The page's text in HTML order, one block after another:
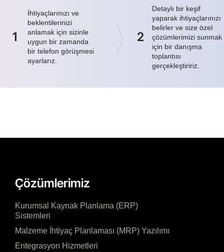
1
İhtiyaçlarınızı ve
beklentilerinizi
anlamak için sizinle
uygun bir zamanda
bir telefon görüşmesi
ayarlarız.
2
Detaylı bir keşif
yaparak ihtiyaçlarınızı
belirler ve size özel
çözümlerimizi sunmak
için bir danışma
toplantısı
gerçekleştiririz.
Çözümlerimiz
Kurumsal Kaynak Planlama (ERP)
Sistemleri
Malzeme İhtiyaç Planlaması (MRP) Yazılımı
Entegrasyon Hizmetleri